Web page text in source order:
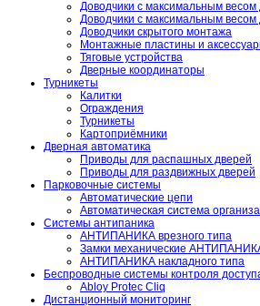
Доводчики с максимальным весом
Доводчики с максимальным весом
Доводчики скрытого монтажа
Монтажные пластины и
Тяговые устройства
Дверные координаторы
Турникеты
Калитки
Ограждения
Турникеты
Картоприёмники
Дверная автоматика
Приводы для распашных дверей
Приводы для раздвижных дверей
Парковочные системы
Автоматические цепи
Автоматическая система
Системы антипаника
АНТИПАНИКА врезного типа
Замки механические
АНТИПАНИКА накладного типа
Беспроводные системы контроля
Abloy Protec Cliq
Дистанционный мониторинг